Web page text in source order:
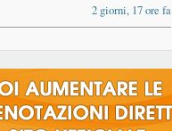
2 giorni, 17 ore fa